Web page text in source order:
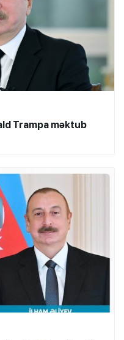
Trampa məktub